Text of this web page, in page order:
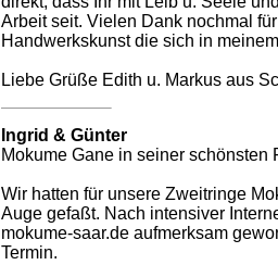
Arbeit seit. Vielen Dank nochmal
Handwerkskunst die sich in
Liebe Grüße Edith u. Markus aus
Ingrid & Günter
Mokume Gane in seiner schönsten
Wir hatten für unsere Zweitringe
Auge gefaßt. Nach intensiver
mokume-saar.de aufmerksam
Termin.